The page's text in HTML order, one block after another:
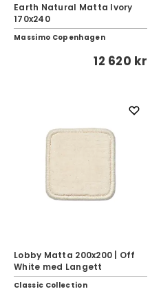
Earth Natural Matta Ivory
170x240
Massimo Copenhagen
12 620 kr
Lobby Matta 200x200 | Off
White med Langett
Classic Collection